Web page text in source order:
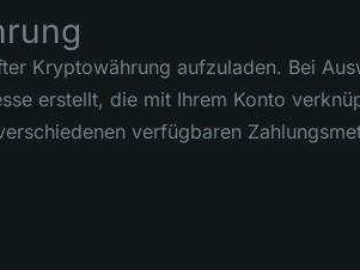
Kryptowährung aufzuladen. Bei
erstellt, die mit Ihrem Konto
verfügbaren